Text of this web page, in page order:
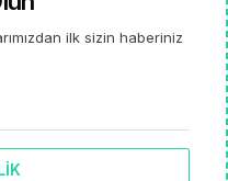
ilk sizin haberiniz